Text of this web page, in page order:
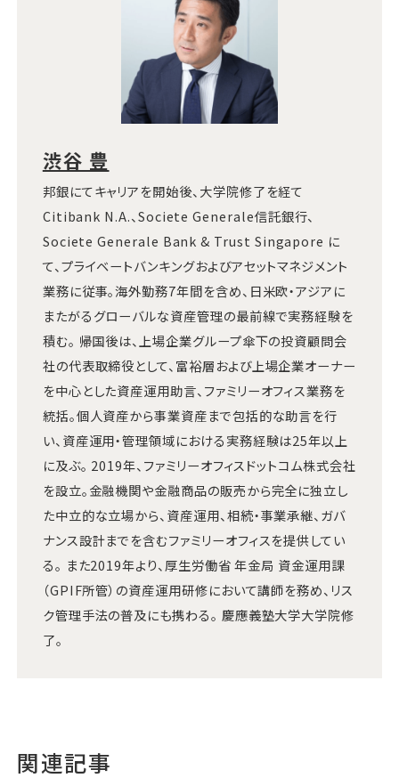
渋谷 豊
邦銀にてキャリアを開始後、大学院修了を経て
Citibank N.A.、Societe Generale信託銀行、
Societe Generale Bank & Trust Singapore に
て、プライベートバンキングおよびアセットマネジメント
業務に従事。海外勤務7年間を含め、日米欧・アジアに
またがるグローバルな資産管理の最前線で実務経験を
積む。 帰国後は、上場企業グループ傘下の投資顧問会
社の代表取締役として、富裕層および上場企業オーナー
を中心とした資産運用助言、ファミリーオフィス業務を
統括。個人資産から事業資産まで包括的な助言を行
い、資産運用・管理領域における実務経験は25年以上
に及ぶ。 2019年、ファミリーオフィスドットコム株式会社
を設立。金融機関や金融商品の販売から完全に独立し
た中立的な立場から、資産運用、相続・事業承継、ガバ
ナンス設計までを含むファミリーオフィスを提供してい
る。 また2019年より、厚生労働省 年金局 資金運用課
（GPIF所管）の資産運用研修において講師を務め、リス
ク管理手法の普及にも携わる。 慶應義塾大学大学院修
了。
関連記事